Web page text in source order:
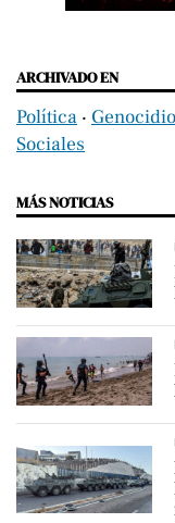
ARCHIVADO EN
Política ‧
Sociales
MÁS NOTICIAS